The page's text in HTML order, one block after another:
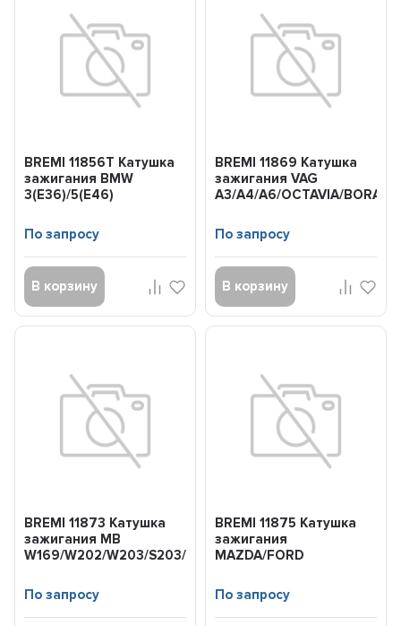
BREMI 11856T Катушка
зажигания BMW
3(E36)/5(E46)
По запросу
В корзину
BREMI 11869 Катушка
зажигания VAG
A3/A4/A6/OCTAVIA/BORA/
По запросу
В корзину
BREMI 11873 Катушка
зажигания MB
W169/W202/W203/S203/W210/W211/W220/W639
По запросу
BREMI 11875 Катушка
зажигания
MAZDA/FORD
88-
По запросу